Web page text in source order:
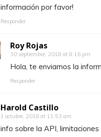
información por favor!
Responder
Roy Rojas
30 septiembre, 2018 at 8:16 pm
Hola, te enviamos la
Responder
Harold Castillo
1 octubre, 2018 at 11:53 am
info sobre la API, limitaciones